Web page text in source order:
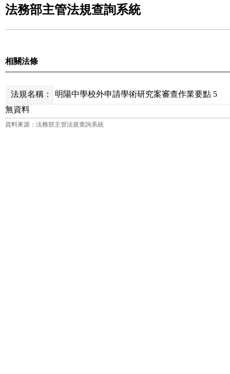
法務部主管法規查詢系統
相關法條
法規名稱：
明陽中學校外申請學術研究案審查作業要點 5
無資料
資料來源：法務部主管法規查詢系統